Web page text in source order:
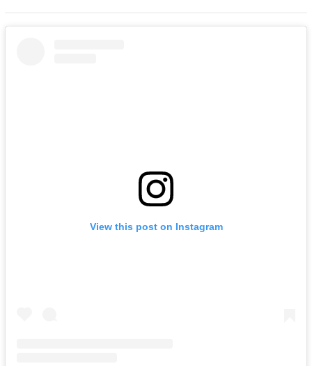
View this post on Instagram